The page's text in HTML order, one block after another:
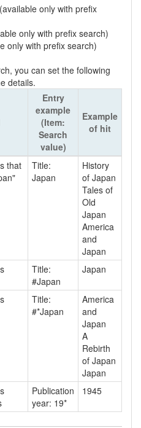
only with prefix
only with prefix search)
only with prefix search)
you can set the following
details.
Entry
example
(Item:
Search
value)
Example
of hit
that
Title:
Japan
History
of Japan
Tales of
Old
Japan
America
and
Japan
Title:
#Japan
Japan
Title:
#*Japan
America
and
Japan
A
Rebirth
of Japan
Japan
Publication
year: 19*
1945